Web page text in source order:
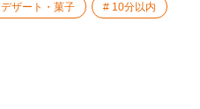
デザート・菓子 10分以内